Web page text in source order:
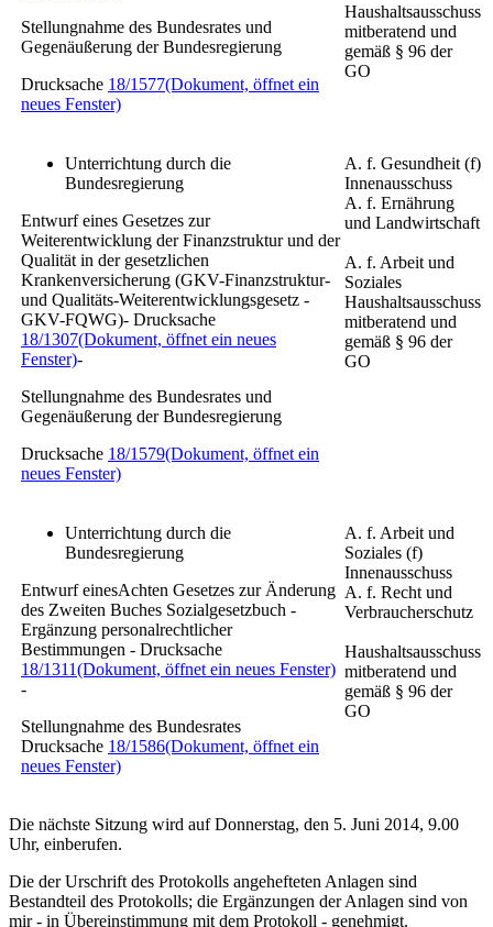
Stellungnahme des Bundesrates und
Gegenäußerung der Bundesregierung
Drucksache 18/1577(Dokument, öffnet ein
neues Fenster)
Haushaltsausschuss
mitberatend und
gemäß § 96 der
GO
Unterrichtung durch die
Bundesregierung
Entwurf eines Gesetzes zur
Weiterentwicklung der Finanzstruktur und der
Qualität in der gesetzlichen
Krankenversicherung (GKV-Finanzstruktur-
und Qualitäts-Weiterentwicklungsgesetz -
GKV-FQWG)- Drucksache
18/1307(Dokument, öffnet ein neues
Fenster)-
Stellungnahme des Bundesrates und
Gegenäußerung der Bundesregierung
Drucksache 18/1579(Dokument, öffnet ein
neues Fenster)
A. f. Gesundheit (f)
Innenausschuss
A. f. Ernährung
und Landwirtschaft
A. f. Arbeit und
Soziales
Haushaltsausschuss
mitberatend und
gemäß § 96 der
GO
Unterrichtung durch die
Bundesregierung
Entwurf einesAchten Gesetzes zur Änderung
des Zweiten Buches Sozialgesetzbuch -
Ergänzung personalrechtlicher
Bestimmungen - Drucksache
18/1311(Dokument, öffnet ein neues Fenster)
-
Stellungnahme des Bundesrates
Drucksache 18/1586(Dokument, öffnet ein
neues Fenster)
A. f. Arbeit und
Soziales (f)
Innenausschuss
A. f. Recht und
Verbraucherschutz
Haushaltsausschuss
mitberatend und
gemäß § 96 der
GO
Die nächste Sitzung wird auf Donnerstag, den 5. Juni 2014, 9.00
Uhr, einberufen.
Die der Urschrift des Protokolls angehefteten Anlagen sind
Bestandteil des Protokolls; die Ergänzungen der Anlagen sind von
mir - in Übereinstimmung mit dem Protokoll - genehmigt.